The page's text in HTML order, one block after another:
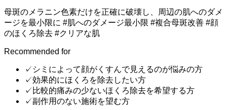
ほくろ、イボ、稗粒腫など変形したメラニン細胞が
皮膚の表層で増殖してできたほくろを
レーザーで除去する施術で
周辺組織にほとんど損傷を与えずに
ほくろを除去することが可能です。
さまざまな病変の形態に応じた治療で
高い効果が期待でき
肌の質感改善にも効果的です。
正確な施術！
元に戻すのが難しいです。
最先端の設備と経験豊富な専門医による正確な分析と
診断を通じて施術を行う必要があります。
母斑のメラニン色素だけを正確に破壊し、周辺の肌へのダメ
ージを最小限に #肌へのダメージ最小限 #複合母斑改善 #顔
のほくろ除去 #クリアな肌
Recommended for
✓ シミによって顔がくすんで見えるのが悩みの方
✓効果的にほくろを除去したい方
✓ 比較的痛みの少ないほくろ除去を希望する方
✓副作用のない施術を望む方